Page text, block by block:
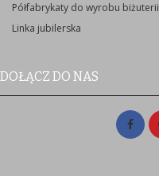
Półfabrykaty do wyrobu biżuterii
Linka jubilerska
DOŁĄCZ DO NAS